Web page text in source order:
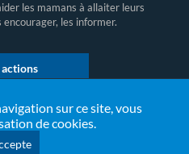
sur ce site, vous
de cookies.
les mamans à allaiter leurs
encourager, les informer.
actions